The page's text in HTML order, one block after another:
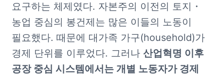
요구하는 체제였다. 자본주의 이전의 토지・
농업 중심의 봉건제는 많은 이들의 노동이
필요했다. 때문에 대가족 가구(household)가
경제 단위를 이루었다. 그러나 산업혁명 이후
공장 중심 시스템에서는 개별 노동자가 경제